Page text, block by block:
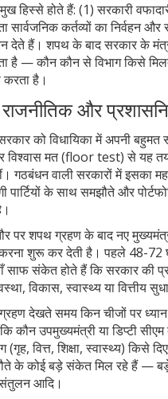
हिस्से होते हैं: (1) सरकारी
कर्तव्यों का निर्वहन और
देते हैं। शपथ के बाद सरकार के
है — कौन कौन से विभाग किसे
है।
और
को विधायिका में अपनी बहुमत
विश्वास मत (floor test) से यह
गठबंधन वाली सरकारों में इसका
पार्टियों के साथ समझौते और
पर शपथ ग्रहण के बाद नए
करना शुरू कर देती है। पहले 48-
साफ संकेत होते हैं कि सरकार की
विकास, स्वास्थ्य या वित्तीय
देखते समय किन चीजों पर ध्यान
कौन उपमुख्यमंत्री या डिप्टी
(गृह, वित्त, शिक्षा, स्वास्थ्य) किसे
के कोई बड़े संकेत मिल रहे हैं —
संतुलन आदि।